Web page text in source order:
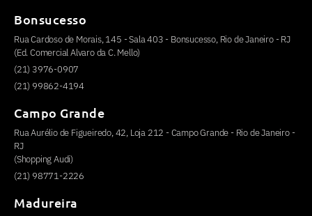
Bonsucesso
Rua Cardoso de Morais, 145 - Sala 403 - Bonsucesso, Rio de Janeiro - RJ
(Ed. Comercial Alvaro da C. Mello)
(21) 3976-0907
(21) 99862-4194
Campo Grande
Rua Aurélio de Figueiredo, 42, Loja 212 - Campo Grande - Rio de Janeiro -
RJ
(Shopping Audi)
(21) 98771-2226
Madureira